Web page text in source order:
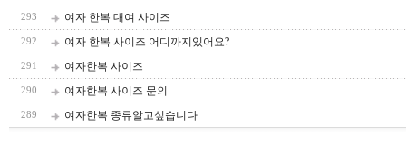
293 여자 한복 대여 사이즈
292 여자 한복 사이즈 어디까지있어요?
291 여자한복 사이즈
290 여자한복 사이즈 문의
289 여자한복 종류알고싶습니다